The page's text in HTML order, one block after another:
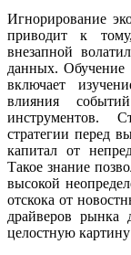
Игнорирование
приводит к
внезапной
данных.
включает
влияния
инструментов.
стратегии перед
капитал от
Такое знание
высокой
отскока от
драйверов рынка
целостную